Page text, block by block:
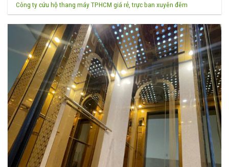
Công ty cứu hộ thang máy TPHCM giá rẻ, trực ban xuyên đêm